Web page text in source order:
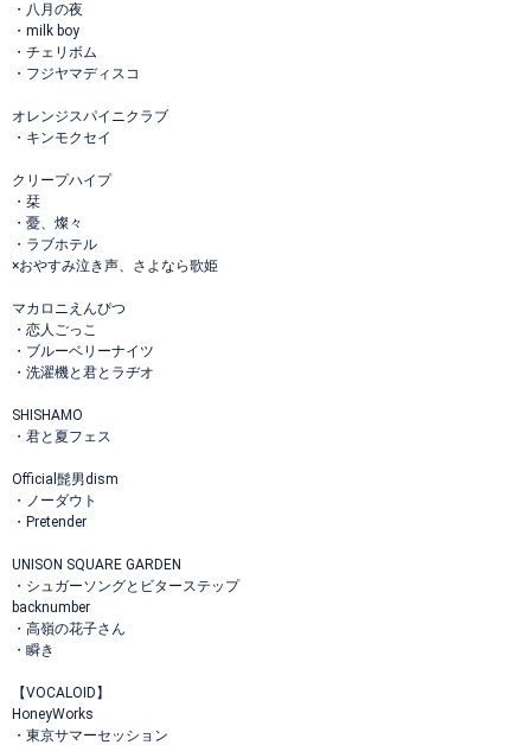
・八月の夜
・milk boy
・チェリボム
・フジヤマディスコ
オレンジスパイニクラブ
・キンモクセイ
クリープハイプ
・栞
・憂、燦々
・ラブホテル
×おやすみ泣き声、さよなら歌姫
マカロニえんぴつ
・恋人ごっこ
・ブルーベリーナイツ
・洗濯機と君とラヂオ
SHISHAMO
・君と夏フェス
Official髭男dism
・ノーダウト
・Pretender
UNISON SQUARE GARDEN
・シュガーソングとビターステップ
backnumber
・高嶺の花子さん
・瞬き
【VOCALOID】
HoneyWorks
・東京サマーセッション